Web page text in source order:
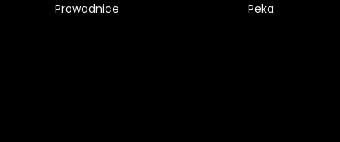
Prowadnice
Peka